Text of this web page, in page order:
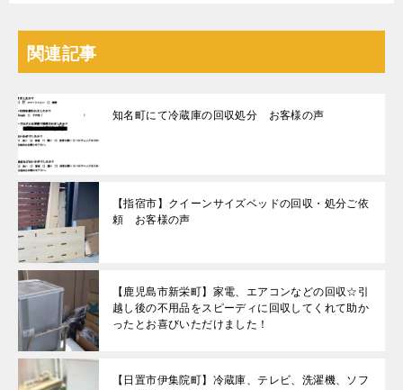
関連記事
知名町にて冷蔵庫の回収処分 お客様の声
【指宿市】クイーンサイズベッドの回収・処分ご依
頼 お客様の声
【鹿児島市新栄町】家電、エアコンなどの回収☆引
越し後の不用品をスピーディに回収してくれて助か
ったとお喜びいただけました！
【日置市伊集院町】冷蔵庫、テレビ、洗濯機、ソフ